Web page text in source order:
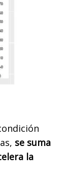
se suma
la